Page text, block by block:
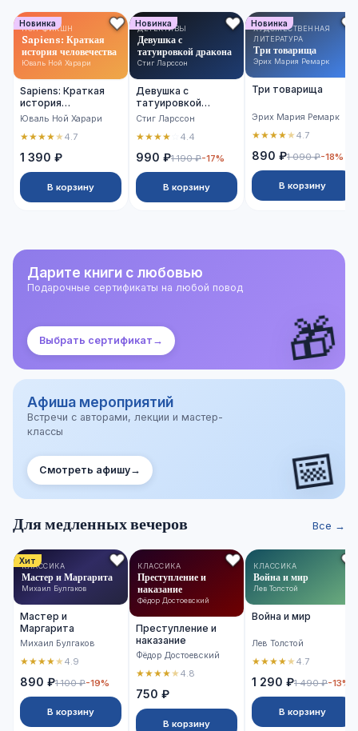
Новинка
НОН-ФИКШН
Sapiens: Краткая
история человечества
Юваль Ной Харари
Sapiens: Краткая
история
человечества
Юваль Ной Харари
★★★★★4.7
1 390 ₽
В корзину
Новинка
ДЕТЕКТИВЫ
Девушка с
татуировкой дракона
Стиг Ларссон
Девушка с
татуировкой
дракона
Стиг Ларссон
★★★★ 4.4
990 ₽1 190 ₽-17%
В корзину
Новинка
ХУДОЖЕСТВЕННАЯ
ЛИТЕРАТУРА
Три товарища
Эрих Мария Ремарк
Три товарища
Эрих Мария Ремарк
★★★★★4.7
890 ₽1 090 ₽-18%
В корзину
Дарите книги с любовью
Подарочные сертификаты на любой повод
Выбрать сертификат → 🎁
Афиша мероприятий
Встречи с авторами, лекции и мастер-
классы
Смотреть афишу→ 📅
Для медленных вечеров Все →
Хит
КЛАССИКА
Мастер и Маргарита
Михаил Булгаков
Мастер и
Маргарита
Михаил Булгаков
★★★★★4.9
890 ₽1 100 ₽-19%
В корзину
КЛАССИКА
Преступление и
наказание
Фёдор Достоевский
Преступление и
наказание
Фёдор Достоевский
★★★★★4.8
750 ₽
В корзину
КЛАССИКА
Война и мир
Лев Толстой
Война и мир
Лев Толстой
★★★★★4.7
1 290 ₽1 490 ₽-13%
В корзину